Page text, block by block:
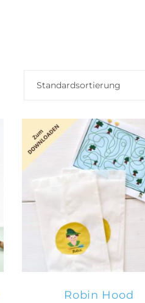
Standardsortierung
WARENKORB
Robin Hood